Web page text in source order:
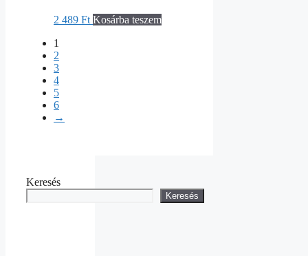
2 489 Ft Kosárba teszem
1
2
3
4
5
6
→
Keresés
Keresés